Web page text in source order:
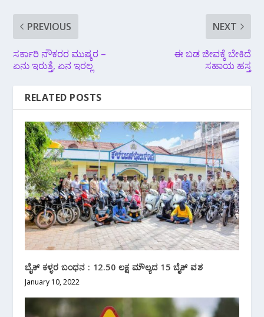
PREVIOUS
ಸರ್ಕಾರಿ ನೌಕರರ ಮುಷ್ಕರ –
ಏನು ಇರುತ್ತೆ, ಏನ ಇರಲ್ಲ
NEXT
ಈ ಬಡ ಜೀವಕ್ಕೆ ಬೇಕಿದೆ
ಸಹಾಯ ಹಸ್ತ
RELATED POSTS
ಬೈಕ್ ಕಳ್ಳರ ಬಂಧನ : 12.50 ಲಕ್ಷ ಮೌಲ್ಯದ 15 ಬೈಕ್ ವಶ
January 10, 2022